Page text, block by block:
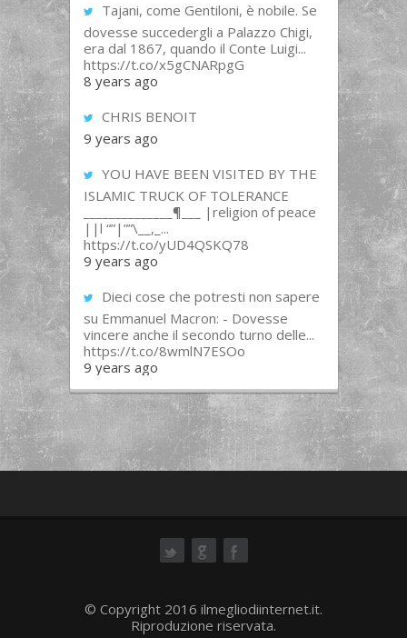
Tajani, come Gentiloni, è nobile. Se
dovesse succedergli a Palazzo Chigi,
era dal 1867, quando il Conte Luigi...
https://t.co/x5gCNARpgG
8 years ago
CHRIS BENOIT
9 years ago
YOU HAVE BEEN VISITED BY THE
ISLAMIC TRUCK OF TOLERANCE
______________¶___ |religion of peace
||l “”|””\__,_...
https://t.co/yUD4QSKQ78
9 years ago
Dieci cose che potresti non sapere
su Emmanuel Macron: - Dovesse
vincere anche il secondo turno delle...
https://t.co/8wmlN7ESOo
9 years ago
© Copyright 2016 ilmegliodiinternet.it.
Riproduzione riservata.